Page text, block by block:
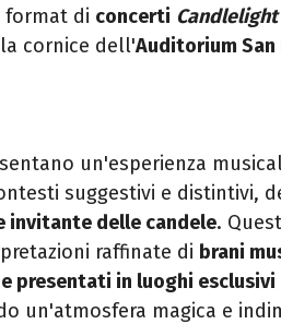
format di concerti Candlelight
cornice dell'Auditorium San
un'esperienza
suggestivi e distintivi,
invitante delle candele.
raffinate di brani
presentati in luoghi esclusivi
un'atmosfera magica e